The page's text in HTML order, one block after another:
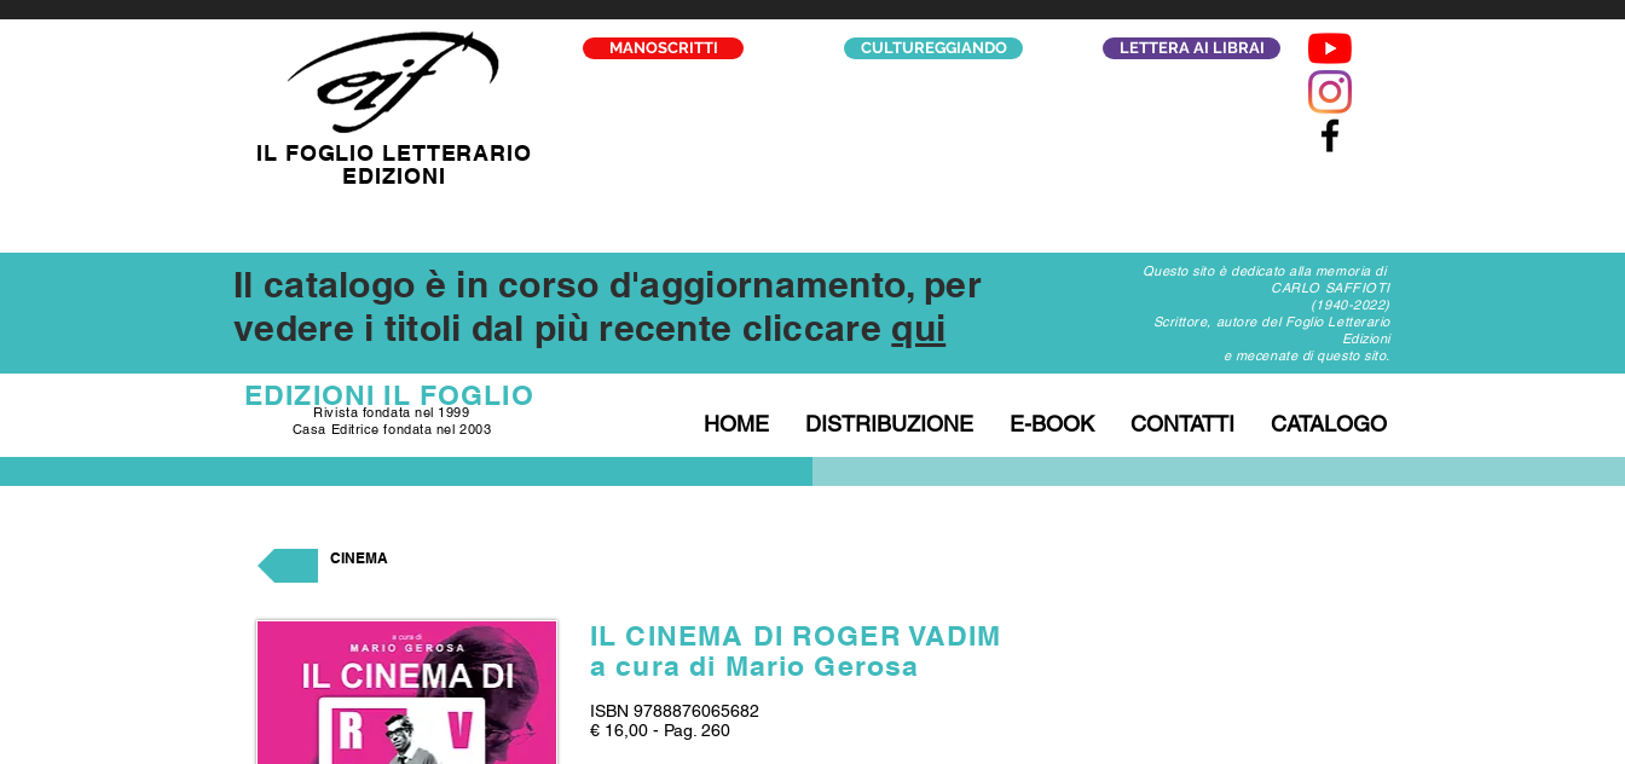
IL FOGLIO LETTERARIO
EDIZIONI
MANOSCRITTI CULTUREGGIANDO LETTERA AI LIBRAI
Il catalogo è in corso d'aggiornamento, per
vedere i titoli dal più recente cliccare qui
Questo sito è dedicato alla memoria di
CARLO SAFFIOTI
(1940-2022)
Scrittore, autore del Foglio Letterario
Edizioni
e mecenate di questo sito.
Rivista fondata nel 1999
Casa Editrice fondata nel 2003
HOME DISTRIBUZIONE E-BOOK CONTATTI CATALOGO
EDIZIONI IL FOGLIO
CINEMA
IL CINEMA DI ROGER VADIM
a cura di Mario Gerosa
ISBN 9788876065682
€ 16,00 - Pag. 260